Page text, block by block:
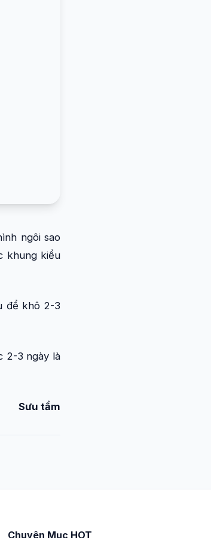
ngôi sao
khung kiểu
để khô 2-3
2-3 ngày là
Sưu tầm
Chuyên Mục HOT